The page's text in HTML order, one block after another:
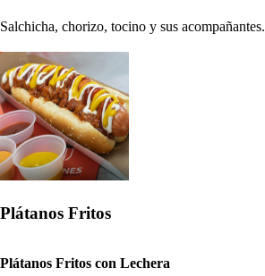
Salchicha, chorizo, tocino y sus acompañantes.
Plátanos Fritos
Plátanos Fritos con Lechera